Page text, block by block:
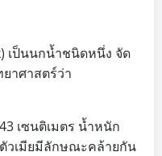
เป็นนกน้ำชนิดหนึ่ง จัด
าศาสตร์ว่า
เซนติเมตร น้ำหนัก
วเมียมีลักษณะคล้ายกัน